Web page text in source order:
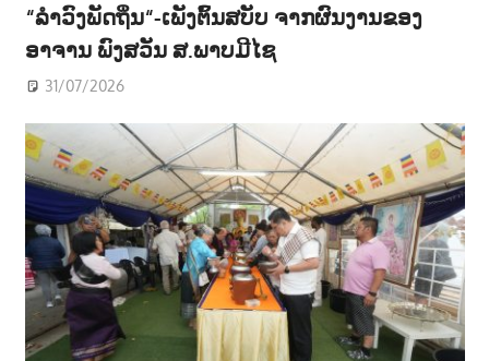
“ລຳວົງພັດຖິ່ນ“-ເພັງຕົ້ນສບັບ ຈາກຜົນງານຂອງ
ອາຈານ ພົງສວັນ ສ.ພາບມີໄຊ
31/07/2026